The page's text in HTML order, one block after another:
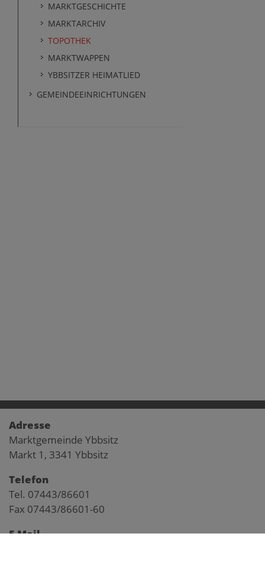
MARKTGESCHICHTE
MARKTARCHIV
TOPOTHEK
MARKTWAPPEN
YBBSITZER HEIMATLIED
GEMEINDEEINRICHTUNGEN
Adresse
Marktgemeinde Ybbsitz
Markt 1, 3341 Ybbsitz
Telefon
Tel. 07443/86601
Fax 07443/86601-60
E-Mail